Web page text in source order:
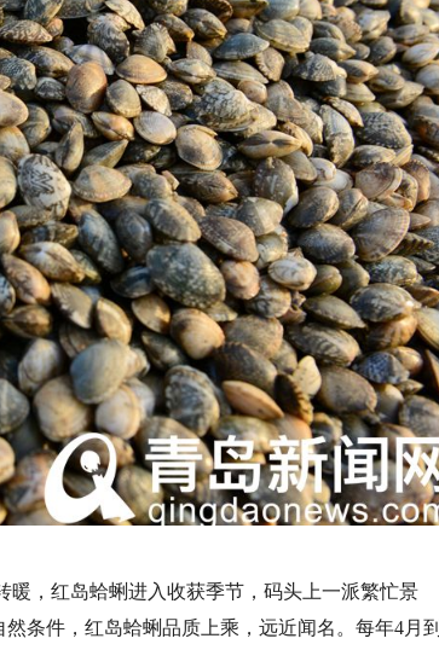
暖，红岛蛤蜊进入收获季节，码头上一派繁忙景
条件，红岛蛤蜊品质上乘，远近闻名。每年4月到